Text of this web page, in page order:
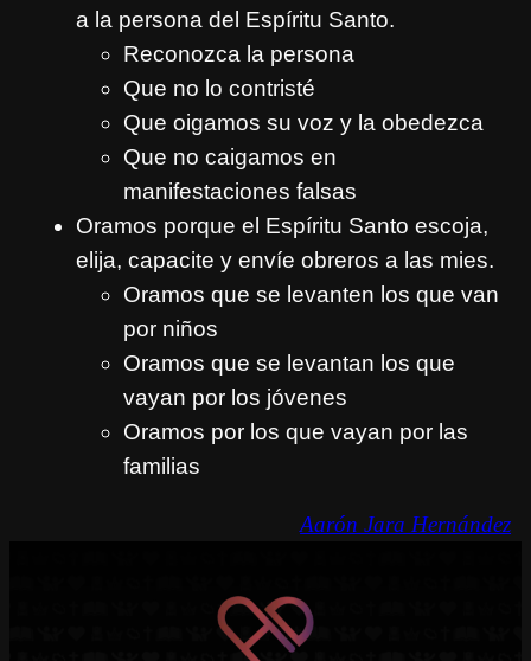
a la persona del Espíritu Santo.
Reconozca la persona
Que no lo contristé
Que oigamos su voz y la obedezca
Que no caigamos en
manifestaciones falsas
Oramos porque el Espíritu Santo escoja,
elija, capacite y envíe obreros a las mies.
Oramos que se levanten los que van
por niños
Oramos que se levantan los que
vayan por los jóvenes
Oramos por los que vayan por las
familias
Aarón Jara Hernández